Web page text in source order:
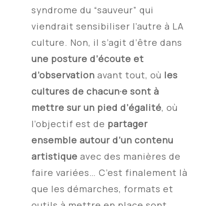
syndrome du “sauveur” qui
viendrait sensibiliser l’autre à LA
culture. Non, il s’agit d’être dans
une posture d’écoute et
d’observation avant tout, où les
cultures de chacun·e sont à
mettre sur un pied d’égalité, où
l’objectif est de partager
ensemble autour d’un contenu
artistique avec des manières de
faire variées… C’est finalement là
que les démarches, formats et